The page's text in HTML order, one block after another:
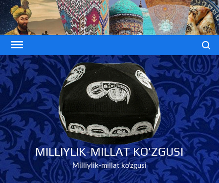
Skip
to
content
MILLIYLIK-MILLAT KO'ZGUSI
Milliylik-millat ko'zgusi